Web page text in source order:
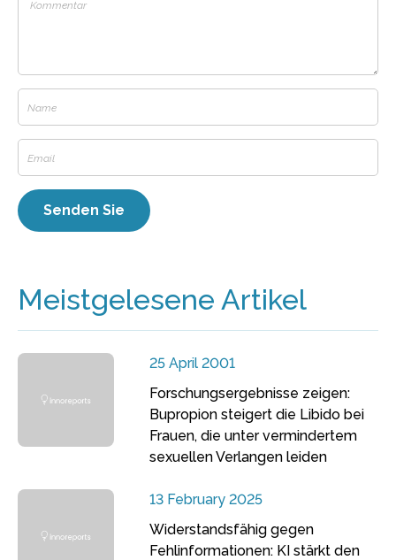
Meistgelesene Artikel
25 April 2001
Forschungsergebnisse zeigen:
Bupropion steigert die Libido bei
Frauen, die unter vermindertem
sexuellen Verlangen leiden
13 February 2025
Widerstandsfähig gegen
Fehlinformationen: KI stärkt den